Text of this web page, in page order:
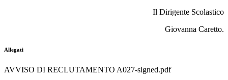
Il Dirigente Scolastico
Giovanna Caretto.
Allegati
AVVISO DI RECLUTAMENTO A027-signed.pdf